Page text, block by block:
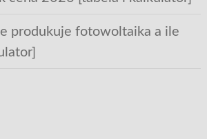
produkuje fotowoltaika a ile